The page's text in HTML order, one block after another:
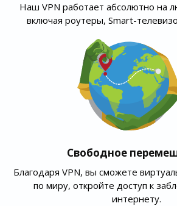
Наш VPN работает абсолютно на
включая роутеры, Smart-
Свободное
Благодаря VPN, вы сможете
по миру, откройте доступ к
интернету.